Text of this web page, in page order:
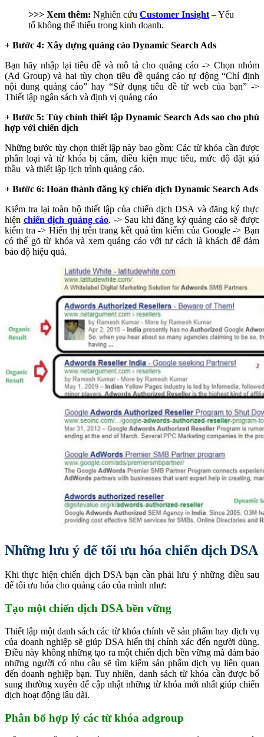
>>> Xem thêm: Nghiên cứu Customer Insight – Yếu
tố không thể thiếu trong kinh doanh.
+ Bước 4: Xây dựng quảng cáo Dynamic Search Ads
Bạn hãy nhập lại tiêu đề và mô tả cho quảng cáo -> Chọn nhóm
(Ad Group) và hai tùy chọn tiêu đề quảng cáo tự động “Chỉ định
nội dung quảng cáo” hay “Sử dụng tiêu đề từ web của bạn” ->
Thiết lập ngân sách và định vị quảng cáo
+ Bước 5: Tùy chỉnh thiết lập Dynamic Search Ads sao cho phù
hợp với chiến dịch
Những bước tùy chọn thiết lập này bao gồm: Các từ khóa cần được
phân loại và từ khóa bị cấm, điều kiện mục tiêu, mức độ đặt giá
thầu và thiết lập lịch trình quảng cáo.
+ Bước 6: Hoàn thành đăng ký chiến dịch Dynamic Search Ads
Kiểm tra lại toàn bộ thiết lập của chiến dịch DSA và đăng ký thực
hiện chiến dịch quảng cáo. -> Sau khi đăng ký quảng cáo sẽ được
kiểm tra -> Hiển thị trên trang kết quả tìm kiếm của Google -> Bạn
có thể gõ từ khóa và xem quảng cáo với tư cách là khách để đảm
bảo độ hiệu quả.
Những lưu ý để tối ưu hóa chiến dịch DSA
Khi thực hiện chiến dịch DSA bạn cần phải lưu ý những điều sau
để tối ưu hóa cho quảng cáo của mình như:
Tạo một chiến dịch DSA bền vững
Thiết lập một danh sách các từ khóa chính về sản phẩm hay dịch vụ
của doanh nghiệp sẽ giúp DSA hiển thị chính xác đến người dùng.
Điều này không những tạo ra một chiến dịch bền vững mà đảm bảo
những người có nhu cầu sẽ tìm kiếm sản phẩm dịch vụ liên quan
đến doanh nghiệp bạn. Tuy nhiên, danh sách từ khóa cần được bổ
sung thường xuyên để cập nhật những từ khóa mới nhất giúp chiến
dịch hoạt động lâu dài.
Phân bổ hợp lý các từ khóa adgroup